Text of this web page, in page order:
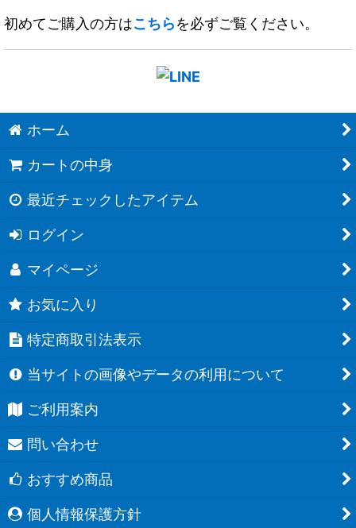
初めてご購入の方はこちらを必ずご覧ください。
ホーム
カートの中身
最近チェックしたアイテム
ログイン
マイページ
お気に入り
特定商取引法表示
当サイトの画像やデータの利用について
ご利用案内
問い合わせ
おすすめ商品
個人情報保護方針